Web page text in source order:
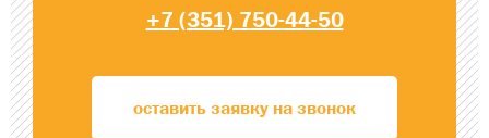
+7 (351) 750-44-50
оставить заявку на звонок